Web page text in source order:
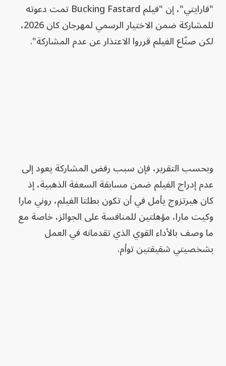
"فارايتي"، إن "فيلم Bucking Fastard تمت دعوته
للمشاركة ضمن الاختيار الرسمي لمهرجان كان 2026،
لكن صنّاع الفيلم قرروا الاعتذار عن عدم المشاركة".
وبحسب التقرير، فإن سبب رفض المشاركة يعود إلى
عدم إدراج الفيلم ضمن مسابقة السعفة الذهبية، إذ
كان هيرتزوج يأمل في أن تكون بطلتا الفيلم، روني مارا
وكيت مارا، مؤهلتين للمنافسة على الجوائز، خاصة مع
ما وصف بالأداء القوي الذي تقدمانه في العمل
بشخصيتي شقيقتين توأم.